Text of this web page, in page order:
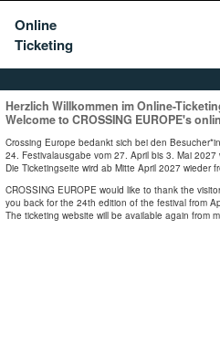
Online
Ticketing
Herzlich Willkommen im Online-
Welcome to CROSSING EUROPE's
Crossing Europe bedankt sich bei den
24. Festivalausgabe vom 27. April bis 3. Mai
Die Ticketingseite wird ab Mitte April 2027 wieder
CROSSING EUROPE would like to thank the
you back for the 24th edition of the festival from
The ticketing website will be available again from